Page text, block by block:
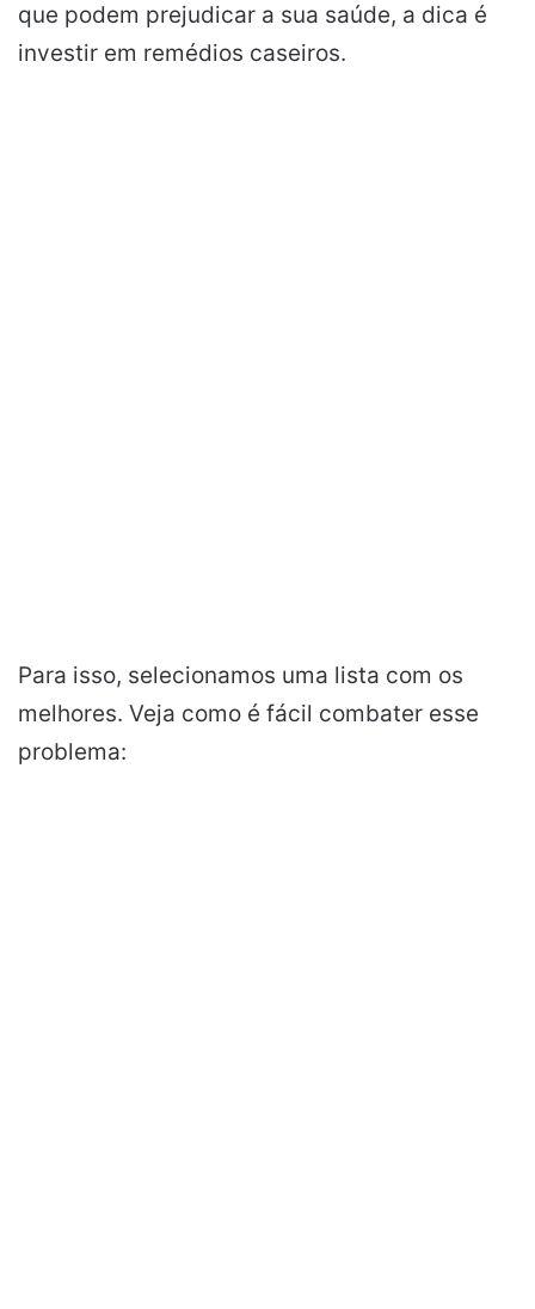
que podem prejudicar a sua saúde, a dica é
investir em remédios caseiros.
Para isso, selecionamos uma lista com os
melhores. Veja como é fácil combater esse
problema: